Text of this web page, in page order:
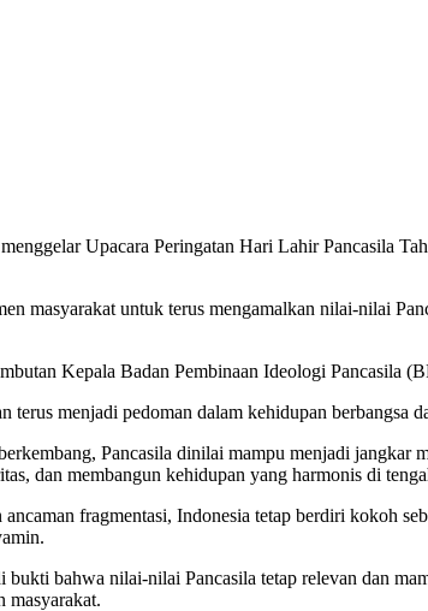
Upacara Peringatan Hari Lahir Pancasila
masyarakat untuk terus mengamalkan nilai-nilai
Kepala Badan Pembinaan Ideologi Pancasila
menjadi pedoman dalam kehidupan berbangsa
Pancasila dinilai mampu menjadi
dan membangun kehidupan yang harmonis di
fragmentasi, Indonesia tetap berdiri kokoh
bahwa nilai-nilai Pancasila tetap relevan dan
masyarakat.